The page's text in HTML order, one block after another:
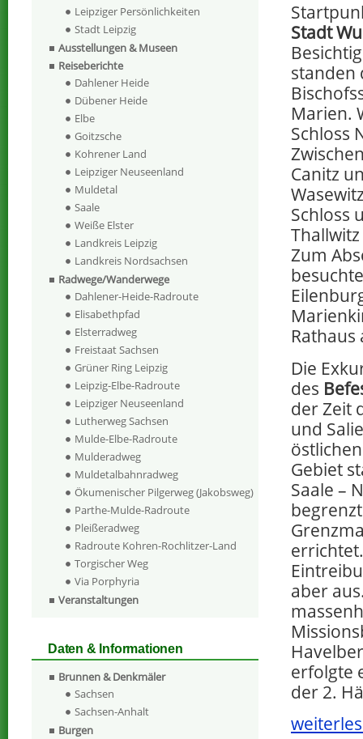
Stadt
standen
Marien.
Schloss
Canitz
Schloss
Zum
Die
des
der Zeit
und
Gebiet
Saale –
aber
erfolgte
der 2.
Leipziger Persönlichkeiten
Stadt Leipzig
Ausstellungen & Museen
Reiseberichte
Dahlener Heide
Dübener Heide
Elbe
Goitzsche
Kohrener Land
Leipziger Neuseenland
Muldetal
Saale
Weiße Elster
Landkreis Leipzig
Landkreis Nordsachsen
Radwege/Wanderwege
Dahlener-Heide-Radroute
Elisabethpfad
Elsterradweg
Freistaat Sachsen
Grüner Ring Leipzig
Leipzig-Elbe-Radroute
Leipziger Neuseenland
Lutherweg Sachsen
Mulde-Elbe-Radroute
Mulderadweg
Muldetalbahnradweg
Ökumenischer Pilgerweg (Jakobsweg)
Parthe-Mulde-Radroute
Pleißeradweg
Radroute Kohren-Rochlitzer-Land
Torgischer Weg
Via Porphyria
Veranstaltungen
Daten & Informationen
Brunnen & Denkmäler
Sachsen
Sachsen-Anhalt
Burgen